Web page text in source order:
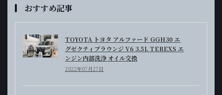
おすすめ記事
TOYOTA トヨタ アルファード GGH30 エ
グゼクティブラウンジ V6 3.5L TEREXS エ
ンジン内部洗浄 オイル交換
2022年07月27日